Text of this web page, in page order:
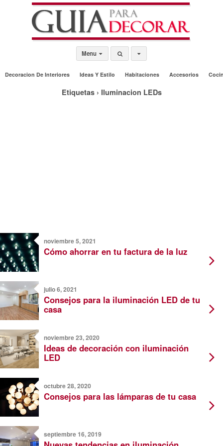
Menu
Decoracion De Interiores Ideas Y Estilo Habitaciones Accesorios
Etiquetas › Iluminacion LEDs
noviembre 5, 2021
Cómo ahorrar en tu factura de la luz
julio 6, 2021
Consejos para la iluminación LED de tu
casa
noviembre 23, 2020
Ideas de decoración con iluminación
LED
octubre 28, 2020
Consejos para las lámparas de tu casa
septiembre 16, 2019